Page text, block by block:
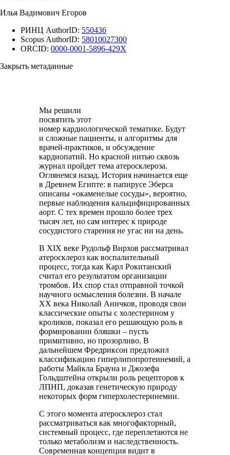
Илья Вадимович Егоров
РИНЦ AuthorID: 550436
Scopus AuthorID: 58010027300
ORCID: 0000-0001-5896-429X
Закрыть метаданные
Мы решили
посвятить этот
номер кардиологической тематике. Будут
и сложные пациенты, и алгоритмы для
врачей-практиков, и обсуждение
кардиопатий. Но красной нитью сквозь
журнал пройдет тема атеросклероза.
Оглянемся назад. История начинается еще
в Древнем Египте: в папирусе Эберса
описаны «окаменелые сосуды», вероятно,
первые наблюдения кальцифицированных
аорт. С тех времен прошло более трех
тысяч лет, но сам интерес к природе
сосудистого старения не угас ни на день.
В XIX веке Рудольф Вирхов рассматривал
атеросклероз как воспалительный
процесс, тогда как Карл Рокитанский
считал его результатом организации
тромбов. Их спор стал отправной точкой
научного осмысления болезни. В начале
XX века Николай Аничков, проводя свои
классические опыты с холестерином у
кроликов, показал его решающую роль в
формировании бляшки – пусть
примитивно, но прозорливо. В
дальнейшем Фредриксон предложил
классификацию гиперлипопротеинемий, а
работы Майкла Брауна и Джозефа
Гольдштейна открыли роль рецепторов к
ЛПНП, доказав генетическую природу
некоторых форм гиперхолестеринемии.
С этого момента атеросклероз стал
рассматриваться как многофакторный,
системный процесс, где переплетаются не
только метаболизм и наследственность.
Современная концепция видит в